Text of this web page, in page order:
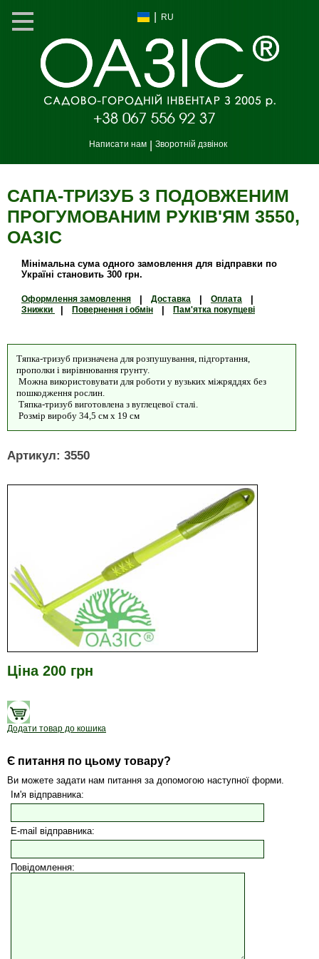
RU
Написати нам Зворотній дзвінок
САПА-ТРИЗУБ З ПОДОВЖЕНИМ
ПРОГУМОВАНИМ РУКІВ'ЯМ 3550,
ОАЗIС
Мінімальна сума одного замовлення для відправки по
Україні становить 300 грн.
Оформлення замовлення Доставка Оплата
Знижки Повернення і обмін Пам'ятка покупцеві
Тяпка-тризуб призначена для розпушування, підгортання,
прополки і вирівнювання грунту.
Можна використовувати для роботи у вузьких міжряддях без
пошкодження рослин.
Тяпка-тризуб виготовлена з вуглецевої сталі.
Розмір виробу 34,5 см х 19 см
Артикул: 3550
Ціна 200 грн
Додати товар до кошика
Є питання по цьому товару?
Ви можете задати нам питання за допомогою наступної форми.
Ім'я відправника:
E-mail відправника:
Повідомлення: